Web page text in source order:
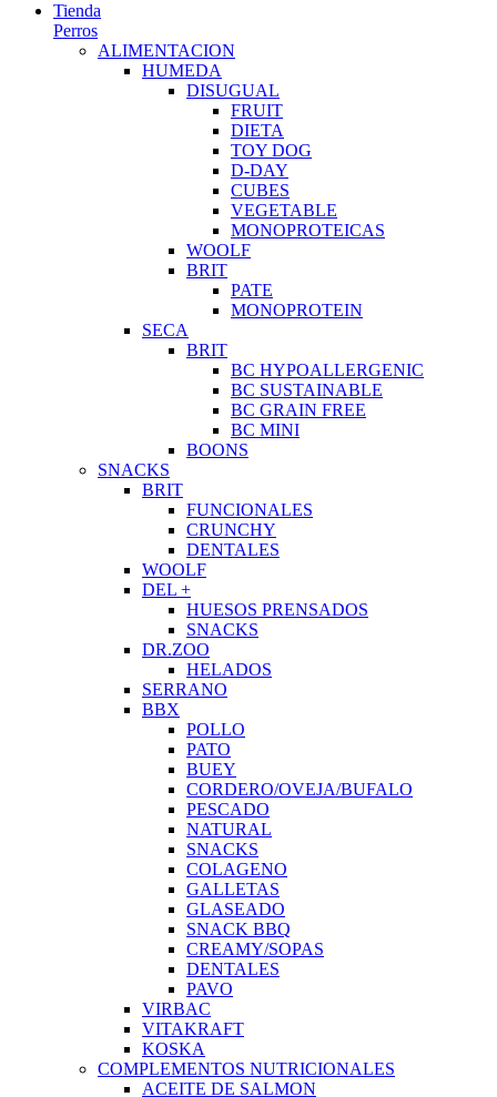
Tienda
Perros
ALIMENTACION
HUMEDA
DISUGUAL
FRUIT
DIETA
TOY DOG
D-DAY
CUBES
VEGETABLE
MONOPROTEICAS
WOOLF
BRIT
PATE
MONOPROTEIN
SECA
BRIT
BC HYPOALLERGENIC
BC SUSTAINABLE
BC GRAIN FREE
BC MINI
BOONS
SNACKS
BRIT
FUNCIONALES
CRUNCHY
DENTALES
WOOLF
DEL +
HUESOS PRENSADOS
SNACKS
DR.ZOO
HELADOS
SERRANO
BBX
POLLO
PATO
BUEY
CORDERO/OVEJA/BUFALO
PESCADO
NATURAL
SNACKS
COLAGENO
GALLETAS
GLASEADO
SNACK BBQ
CREAMY/SOPAS
DENTALES
PAVO
VIRBAC
VITAKRAFT
KOSKA
COMPLEMENTOS NUTRICIONALES
ACEITE DE SALMON